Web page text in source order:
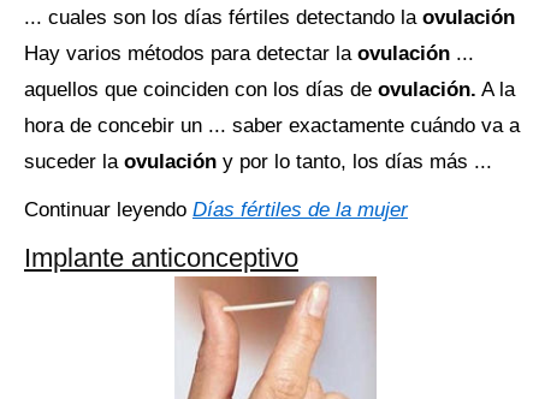
... cuales son los días fértiles detectando la ovulación
Hay varios métodos para detectar la ovulación ...
aquellos que coinciden con los días de ovulación. A la
hora de concebir un ... saber exactamente cuándo va a
suceder la ovulación y por lo tanto, los días más ...
Continuar leyendo Días fértiles de la mujer
Implante anticonceptivo